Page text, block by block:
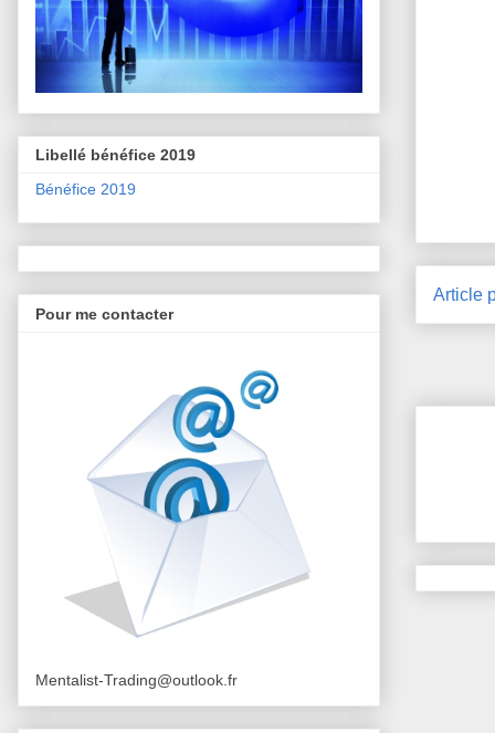
Article
Libellé bénéfice 2019
Bénéfice 2019
Pour me contacter
Mentalist-Trading@outlook.fr